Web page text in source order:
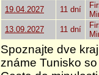
19.04.2027
11 dní
13.09.2027
11 dní
Spoznajte dve
známe Tunisko